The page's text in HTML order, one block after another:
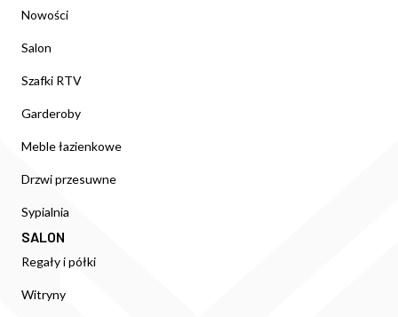
Nowości
Salon
Szafki RTV
Garderoby
Meble łazienkowe
Drzwi przesuwne
Sypialnia
SALON
Regały i półki
Witryny